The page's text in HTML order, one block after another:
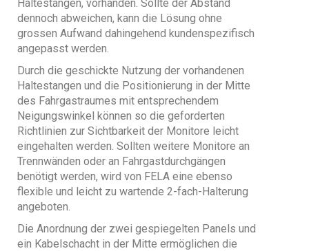
Haltestangen, vorhanden. Sollte der Abstand
dennoch abweichen, kann die Lösung ohne
grossen Aufwand dahingehend kundenspezifisch
angepasst werden.
Durch die geschickte Nutzung der vorhandenen
Haltestangen und die Positionierung in der Mitte
des Fahrgastraumes mit entsprechendem
Neigungswinkel können so die geforderten
Richtlinien zur Sichtbarkeit der Monitore leicht
eingehalten werden. Sollten weitere Monitore an
Trennwänden oder an Fahrgastdurchgängen
benötigt werden, wird von FELA eine ebenso
flexible und leicht zu wartende 2-fach-Halterung
angeboten.
Die Anordnung der zwei gespiegelten Panels und
ein Kabelschacht in der Mitte ermöglichen die